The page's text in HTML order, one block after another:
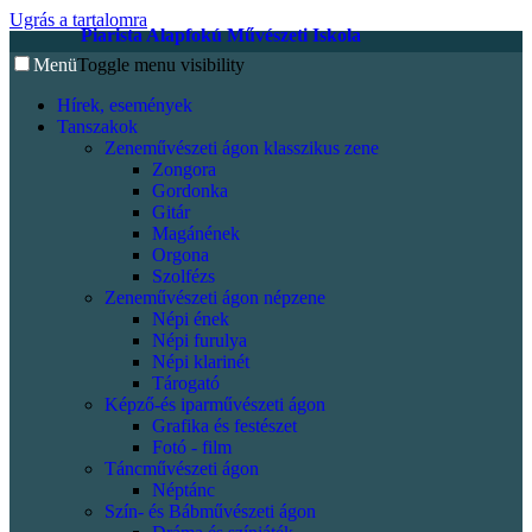
Ugrás a tartalomra
Piarista Alapfokú Művészeti Iskola
MenüToggle menu visibility
Hírek, események
Tanszakok
Zeneművészeti ágon klasszikus zene
Zongora
Gordonka
Gitár
Magánének
Orgona
Szolfézs
Zeneművészeti ágon népzene
Népi ének
Népi furulya
Népi klarinét
Tárogató
Képző-és iparművészeti ágon
Grafika és festészet
Fotó - film
Táncművészeti ágon
Néptánc
Szín- és Bábművészeti ágon